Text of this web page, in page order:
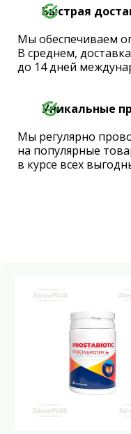
Быстрая
Мы обеспечиваем
В среднем,
до 14 дней
Уникальные
Мы регулярно
на популярные
в курсе всех